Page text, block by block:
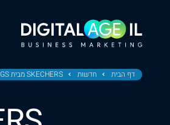
דף הבית חדשות SKECHERS מבית MGS משיק את "קולקציית הוליווד"